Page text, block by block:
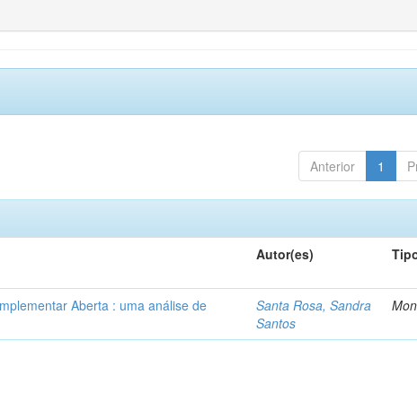
Anterior 1
Autor(es)
Aberta : uma análise de
Santa Rosa, Sandra
Santos